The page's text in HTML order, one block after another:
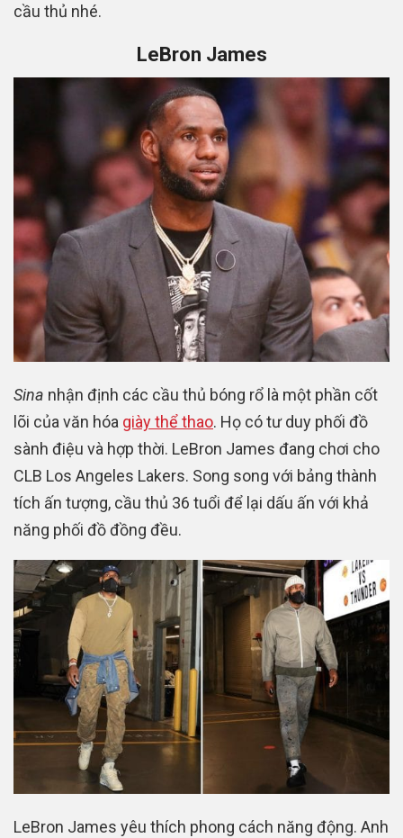
cầu thủ nhé.
LeBron James
Sina nhận định các cầu thủ bóng rổ là một phần cốt
lõi của văn hóa giày thể thao. Họ có tư duy phối đồ
sành điệu và hợp thời. LeBron James đang chơi cho
CLB Los Angeles Lakers. Song song với bảng thành
tích ấn tượng, cầu thủ 36 tuổi để lại dấu ấn với khả
năng phối đồ đồng đều.
LeBron James yêu thích phong cách năng động. Anh